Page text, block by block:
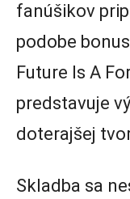
fanúšikov
podobe
Future Is A
predstavuje
doterajšej
Skladba sa